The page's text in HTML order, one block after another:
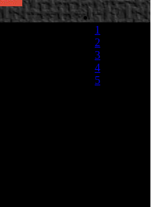
1
2
3
4
5
3DS